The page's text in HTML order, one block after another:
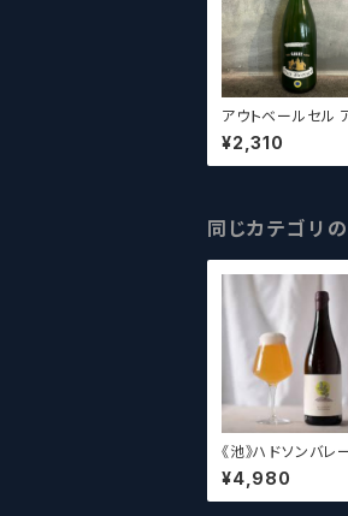
アウトベールセル
グーズ / Oud
Oude Geuze
¥2,310
同じカテゴリ
《池》ハドソンバ
Hudson Valley Blo
ssom
¥4,980